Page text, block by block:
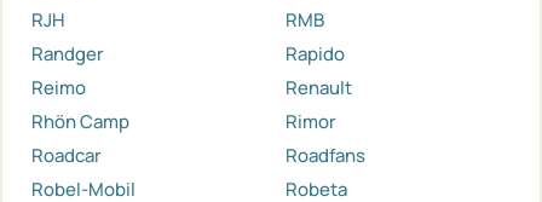
RJH
RMB
Randger
Rapido
Reimo
Renault
Rhön Camp
Rimor
Roadcar
Roadfans
Robel-Mobil
Robeta